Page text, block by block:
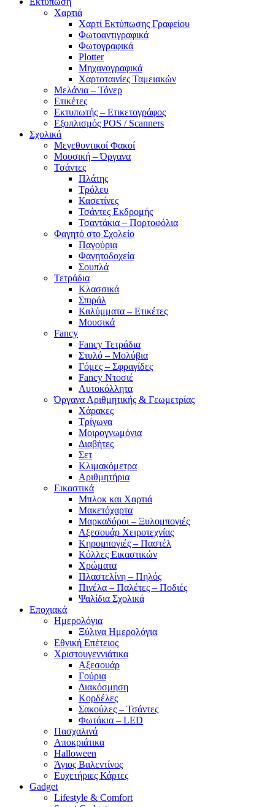
Χαρτιά
Χαρτί Εκτύπωσης Γραφείου
Φωτοαντιγραφικά
Φωτογραφικά
Plotter
Μηχανογραφικά
Χαρτοταινίες Ταμειακών
Μελάνια – Τόνερ
Ετικέτες
Εκτυπωτής – Ετικετογράφος
Εξοπλισμός POS / Scanners
Σχολικά
Μεγεθυντικοί Φακοί
Μουσική – Όργανα
Τσάντες
Πλάτης
Τρόλευ
Κασετίνες
Τσάντες Εκδρομής
Τσαντάκια – Πορτοφόλια
Φαγητό στο Σχολείο
Παγούρια
Φαγητοδοχεία
Σουπλά
Τετράδια
Κλασσικά
Σπιράλ
Καλύμματα – Ετικέτες
Μουσικά
Fancy
Fancy Τετράδια
Στυλό – Μολύβια
Γόμες – Σφραγίδες
Fancy Ντοσιέ
Αυτοκόλλητα
Όργανα Αριθμητικής & Γεωμετρίας
Χάρακες
Τρίγωνα
Mοιρογνωμόνια
Διαβήτες
Σετ
Κλιμακόμετρα
Αριθμητήρια
Εικαστικά
Μπλοκ και Χαρτιά
Μακετόχαρτα
Μαρκαδόροι – Ξυλομπογιές
Αξεσουάρ Χειροτεχνίας
Κηρομπογιές – Παστέλ
Κόλλες Εικαστικών
Χρώματα
Πλαστελίνη – Πηλός
Πινέλα – Παλέτες – Ποδιές
Ψαλίδια Σχολικά
Εποχιακά
Ημερολόγια
Ξύλινα Ημερολόγια
Εθνική Επέτειος
Χριστουγεννιάτικα
Αξεσουάρ
Γούρια
Διακόσμηση
Κορδέλες
Σακούλες – Τσάντες
Φωτάκια – LED
Πασχαλινά
Αποκριάτικα
Halloween
Άγιος Βαλεντίνος
Ευχετήριες Κάρτες
Gadget
Lifestyle & Comfort